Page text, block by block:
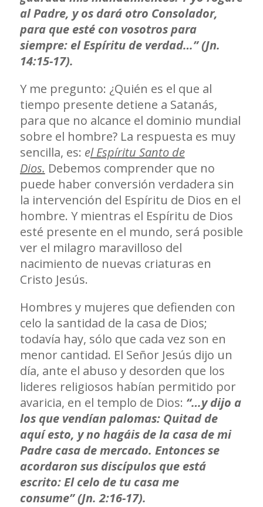
al Padre, y os dará otro Consolador,
para que esté con vosotros para
siempre: el Espíritu de verdad…” (Jn.
14:15-17).
Y me pregunto: ¿Quién es el que al
tiempo presente detiene a Satanás,
para que no alcance el dominio mundial
sobre el hombre? La respuesta es muy
sencilla, es: el Espíritu Santo de
Dios. Debemos comprender que no
puede haber conversión verdadera sin
la intervención del Espíritu de Dios en el
hombre. Y mientras el Espíritu de Dios
esté presente en el mundo, será posible
ver el milagro maravilloso del
nacimiento de nuevas criaturas en
Cristo Jesús.
Hombres y mujeres que defienden con
celo la santidad de la casa de Dios;
todavía hay, sólo que cada vez son en
menor cantidad. El Señor Jesús dijo un
día, ante el abuso y desorden que los
lideres religiosos habían permitido por
avaricia, en el templo de Dios: “…y dijo a
los que vendían palomas: Quitad de
aquí esto, y no hagáis de la casa de mi
Padre casa de mercado. Entonces se
acordaron sus discípulos que está
escrito: El celo de tu casa me
consume” (Jn. 2:16-17).